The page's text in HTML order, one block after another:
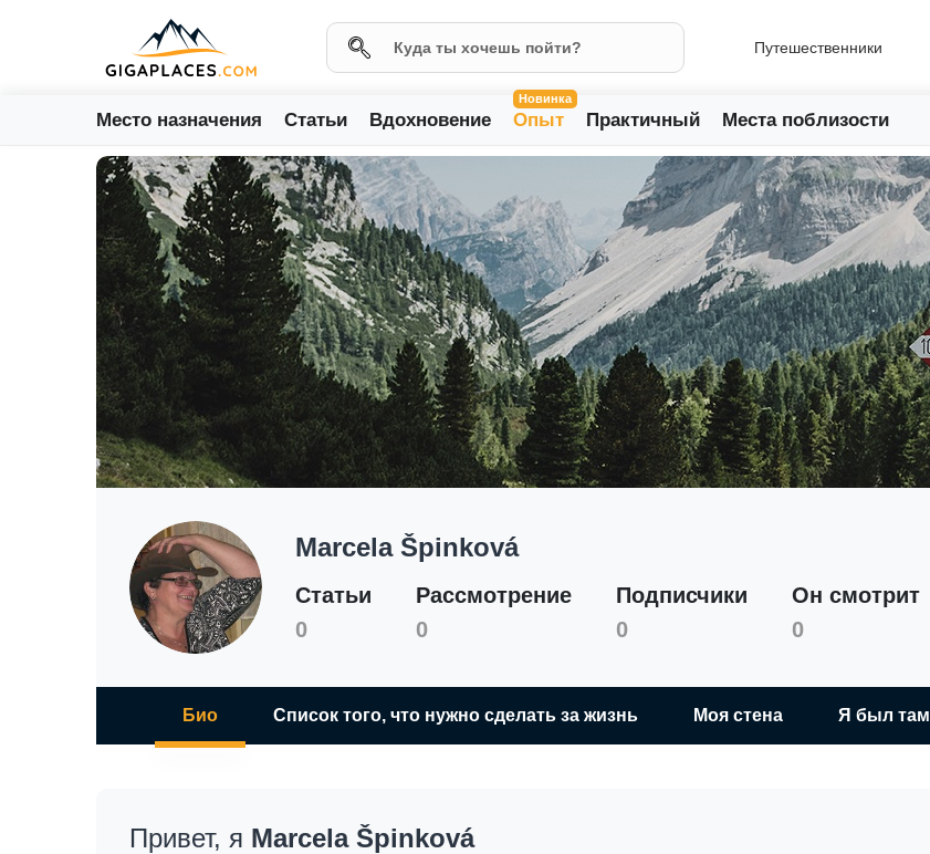
Путешественники
Место назначения Статьи Вдохновение
Новинка
Опыт Практичный Места поблизости
Marcela Špinková
Marcela Špinková
Статьи
0
Рассмотрение
0
Подписчики
0
Он смотрит
0
Био Список того, что нужно сделать за жизнь Моя стена Я был там
Привет, я Marcela Špinková